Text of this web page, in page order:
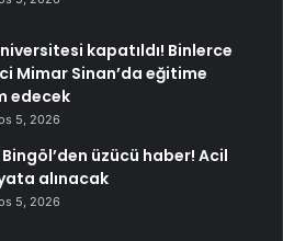
kapatıldı! Binlerce
Mimar Sinan’da eğitime
edecek
5, 2026
üzücü haber! Acil
alınacak
5, 2026